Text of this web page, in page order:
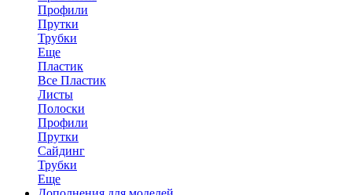
Профили
Прутки
Трубки
Еще
Пластик
Все Пластик
Листы
Полоски
Профили
Прутки
Сайдинг
Трубки
Еще